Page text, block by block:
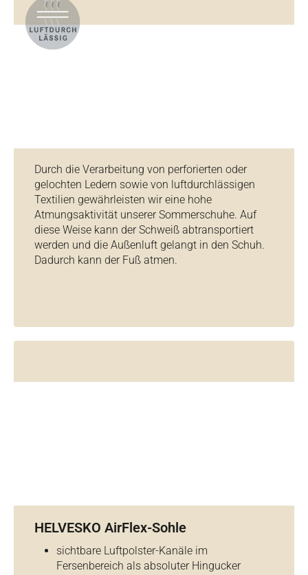
Durch die Verarbeitung von perforierten oder
gelochten Ledern sowie von luftdurchlässigen
Textilien gewährleisten wir eine hohe
Atmungsaktivität unserer Sommerschuhe. Auf
diese Weise kann der Schweiß abtransportiert
werden und die Außenluft gelangt in den Schuh.
Dadurch kann der Fuß atmen.
HELVESKO AirFlex-Sohle
sichtbare Luftpolster-Kanäle im
Fersenbereich als absoluter Hingucker